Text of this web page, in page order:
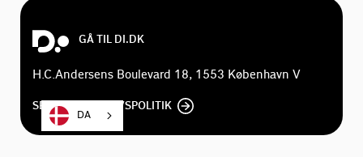
GÅ TIL DI.DK
H.C.Andersens Boulevard 18, 1553 København V
SE DI'S PRIVATLIVSPOLITIK
DA